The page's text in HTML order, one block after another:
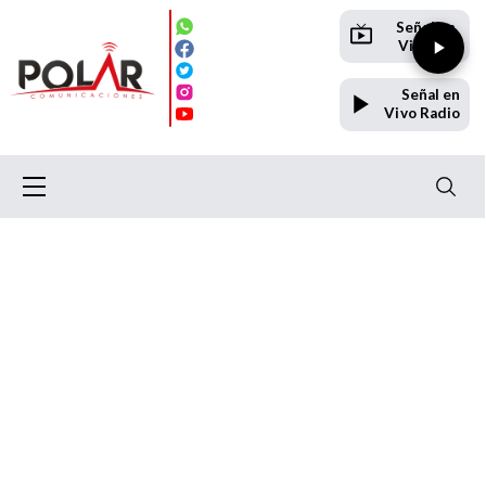
Señal en
Vivo TV
Señal en
Vivo Radio